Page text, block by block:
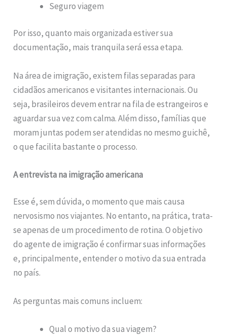
Seguro viagem
Por isso, quanto mais organizada estiver sua
documentação, mais tranquila será essa etapa.
Na área de imigração, existem filas separadas para
cidadãos americanos e visitantes internacionais. Ou
seja, brasileiros devem entrar na fila de estrangeiros e
aguardar sua vez com calma. Além disso, famílias que
moram juntas podem ser atendidas no mesmo guichê,
o que facilita bastante o processo.
A entrevista na imigração americana
Esse é, sem dúvida, o momento que mais causa
nervosismo nos viajantes. No entanto, na prática, trata-
se apenas de um procedimento de rotina. O objetivo
do agente de imigração é confirmar suas informações
e, principalmente, entender o motivo da sua entrada
no país.
As perguntas mais comuns incluem:
Qual o motivo da sua viagem?